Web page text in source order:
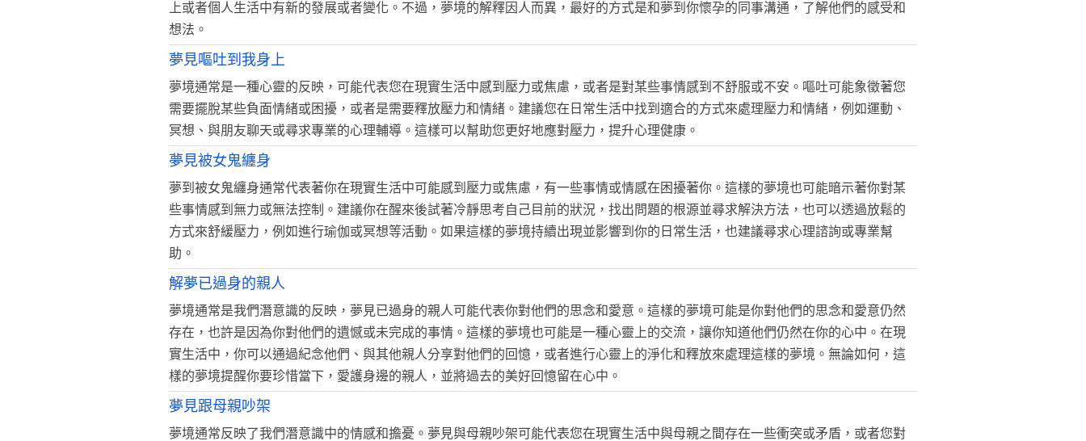
上或者個人生活中有新的發展或者變化。不過，夢境的解釋因人而異，最好的方式是和夢到你懷孕的同事溝通，了解他們的感受和
想法。
夢見嘔吐到我身上
夢境通常是一種心靈的反映，可能代表您在現實生活中感到壓力或焦慮，或者是對某些事情感到不舒服或不安。嘔吐可能象徵著您
需要擺脫某些負面情緒或困擾，或者是需要釋放壓力和情緒。建議您在日常生活中找到適合的方式來處理壓力和情緒，例如運動、
冥想、與朋友聊天或尋求專業的心理輔導。這樣可以幫助您更好地應對壓力，提升心理健康。
夢見被女鬼纏身
夢到被女鬼纏身通常代表著你在現實生活中可能感到壓力或焦慮，有一些事情或情感在困擾著你。這樣的夢境也可能暗示著你對某
些事情感到無力或無法控制。建議你在醒來後試著冷靜思考自己目前的狀況，找出問題的根源並尋求解決方法，也可以透過放鬆的
方式來舒緩壓力，例如進行瑜伽或冥想等活動。如果這樣的夢境持續出現並影響到你的日常生活，也建議尋求心理諮詢或專業幫
助。
解夢已過身的親人
夢境通常是我們潛意識的反映，夢見已過身的親人可能代表你對他們的思念和愛意。這樣的夢境可能是你對他們的思念和愛意仍然
存在，也許是因為你對他們的遺憾或未完成的事情。這樣的夢境也可能是一種心靈上的交流，讓你知道他們仍然在你的心中。在現
實生活中，你可以通過紀念他們、與其他親人分享對他們的回憶，或者進行心靈上的淨化和釋放來處理這樣的夢境。無論如何，這
樣的夢境提醒你要珍惜當下，愛護身邊的親人，並將過去的美好回憶留在心中。
夢見跟母親吵架
夢境通常反映了我們潛意識中的情感和擔憂。夢見與母親吵架可能代表您在現實生活中與母親之間存在一些衝突或矛盾，或者您對